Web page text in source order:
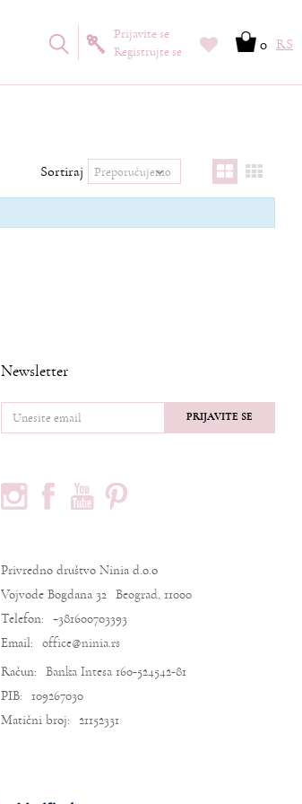
RS
0
Prijavite se
Registrujte se
Sortiraj
Newsletter
PRIJAVITE SE
Privredno društvo Ninia d.o.o
Vojvode Bogdana 32 Beograd, 11000
Telefon: +381600703393
Email: office@ninia.rs
Račun: Banka Intesa 160-524542-81
PIB: 109267030
Matični broj: 21152331